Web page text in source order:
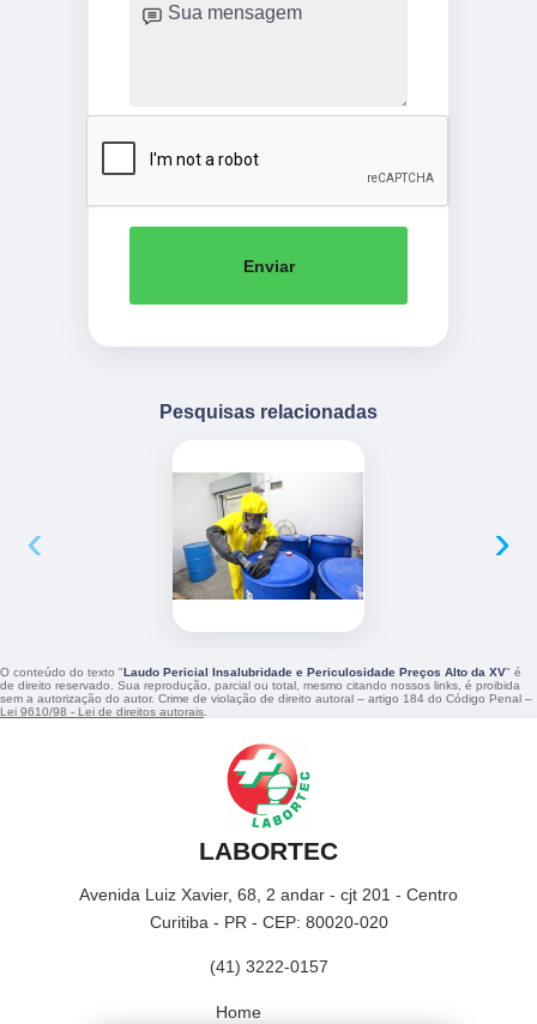
Enviar
Pesquisas relacionadas
‹ ›
O conteúdo do texto "Laudo Pericial Insalubridade e Periculosidade Preços Alto da XV" é
de direito reservado. Sua reprodução, parcial ou total, mesmo citando nossos links, é proibida
sem a autorização do autor. Crime de violação de direito autoral – artigo 184 do Código Penal –
Lei 9610/98 - Lei de direitos autorais.
LABORTEC
Avenida Luiz Xavier, 68, 2 andar - cjt 201 - Centro
Curitiba - PR - CEP: 80020-020
(41) 3222-0157
Home